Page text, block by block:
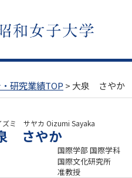
研究業績TOP > 大泉 さやか
ズミ サヤカ Oizumi Sayaka
さやか
国際学部 国際学科
国際文化研究所
准教授